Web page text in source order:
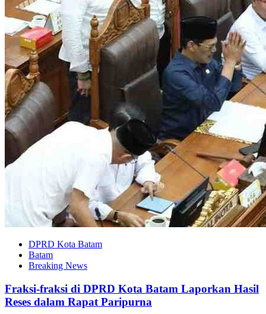
DPRD Kota Batam
Batam
Breaking News
Fraksi-fraksi di DPRD Kota Batam Laporkan Hasil
Reses dalam Rapat Paripurna